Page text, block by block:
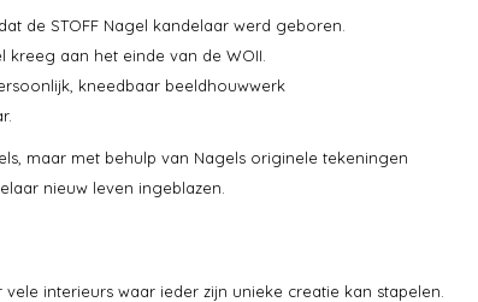
de STOFF Nagel kandelaar werd geboren.
aan het einde van de WOII.
kneedbaar beeldhouwwerk
maar met behulp van Nagels originele tekeningen
nieuw leven ingeblazen.
interieurs waar ieder zijn unieke creatie kan stapelen.